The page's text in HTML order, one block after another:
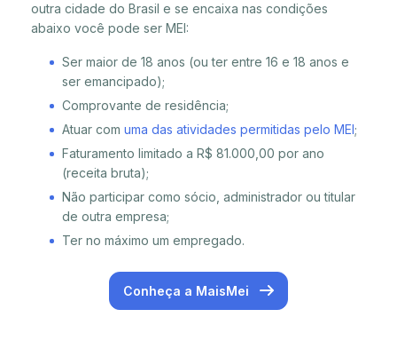
outra cidade do Brasil e se encaixa nas condições
abaixo você pode ser MEI:
Ser maior de 18 anos (ou ter entre 16 e 18 anos e
ser emancipado);
Comprovante de residência;
Atuar com uma das atividades permitidas pelo MEI;
Faturamento limitado a R$ 81.000,00 por ano
(receita bruta);
Não participar como sócio, administrador ou titular
de outra empresa;
Ter no máximo um empregado.
Conheça a MaisMei